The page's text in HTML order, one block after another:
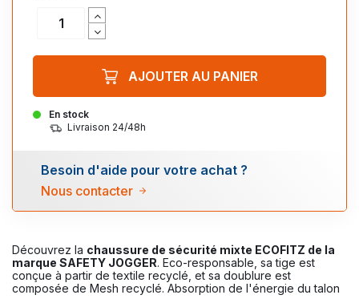
Découvrez la chaussure de sécurité mixte ECOFITZ de la
marque SAFETY JOGGER. Eco-responsable, sa tige est
conçue à partir de textile recyclé, et sa doublure est
composée de Mesh recyclé. Absorption de l'énergie du talon
En stock
Livraison 24/48h
AJOUTER AU PANIER
Besoin d'aide pour votre achat ?
Nous contacter